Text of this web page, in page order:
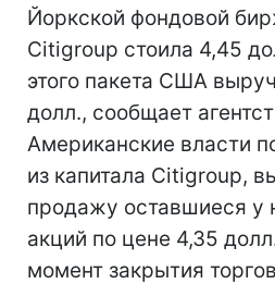
Йоркской фондовой
Citigroup стоила 4,45
этого пакета США
долл., сообщает
Американские власти
из капитала Citigroup,
продажу оставшиеся у
акций по цене 4,35
момент закрытия